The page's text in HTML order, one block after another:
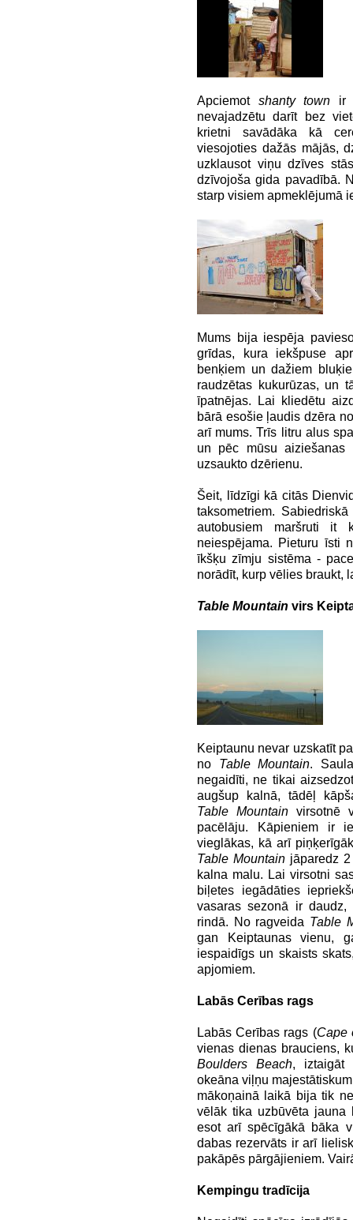
Apciemot shanty town ir
nevajadzētu darīt bez
krietni savādāka kā
viesojoties dažās mājās,
uzklausot viņu dzīves
dzīvojoša gida pavadībā.
starp visiem apmeklējumā
Mums bija iespēja
grīdas, kura iekšpuse
benķiem un dažiem
raudzētas kukurūzas, un
īpatnējas. Lai kliedētu
bārā esošie ļaudis dzēra
arī mums. Trīs litru alus
un pēc mūsu
uzsaukto dzērienu.
Šeit, līdzīgi kā citās
taksometriem.
autobusiem maršruti
neiespējama. Pieturu īsti
īkšķu zīmju sistēma -
norādīt, kurp vēlies braukt,
Table Mountain virs
Keiptaunu nevar uzskatīt
no Table Mountain.
negaidīti, ne tikai
augšup kalnā, tādēļ
Table Mountainvirsotnē
pacēlāju. Kāpieniem ir
vieglākas, kā arī
Table Mountainjāparedz 2
kalna malu. Lai virsotni
biļetes iegādāties
vasaras sezonā ir
rindā. No ragveida Table
gan Keiptaunas vienu,
iespaidīgs un skaists
apjomiem.
Labās Cerības rags
Labās Cerības rags (Cape
vienas dienas brauciens,
Boulders Beach, iztaigāt
okeāna viļņu
mākoņainā laikā bija tik
vēlāk tika uzbūvēta
esot arī spēcīgākā bāka
dabas rezervāts ir arī
pakāpēs pārgājieniem.
Kempingu tradīcija